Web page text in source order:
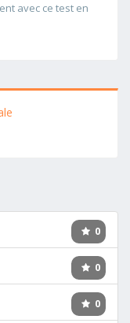
avec ce test en
0
0
0